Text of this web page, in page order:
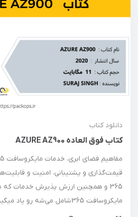
دانلود کتاب
کتاب فوق العاده AZURE AZ900
قیمت‌گذاری و پشتیبانی، امنیت و
365 و همچنین ارزش پذیرش خدمات که
مایکروسافت 365شامل می‌شه رو یاد میگیریم . Ke...